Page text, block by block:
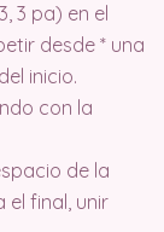
3 pa) en el
desde * una
inicio.
con la
de la
el final, unir